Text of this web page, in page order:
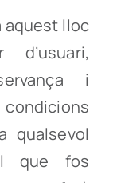
aquest lloc
i
qualsevol
que fos